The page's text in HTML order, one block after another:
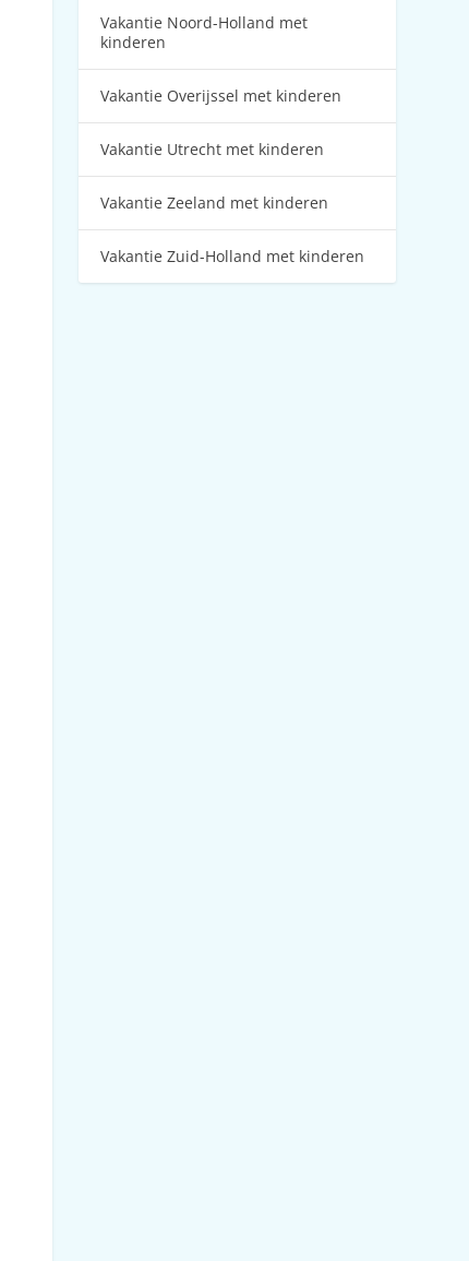
Vakantie Noord-Holland met
kinderen
Vakantie Overijssel met kinderen
Vakantie Utrecht met kinderen
Vakantie Zeeland met kinderen
Vakantie Zuid-Holland met kinderen